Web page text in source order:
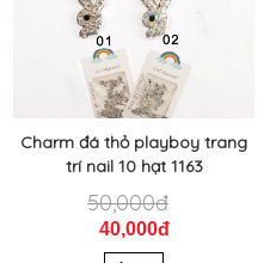
Charm đá thỏ playboy trang
trí nail 10 hạt 1163
50,000đ
40,000đ